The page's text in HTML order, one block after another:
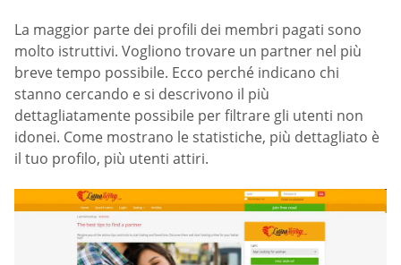
La maggior parte dei profili dei membri pagati sono
molto istruttivi. Vogliono trovare un partner nel più
breve tempo possibile. Ecco perché indicano chi
stanno cercando e si descrivono il più
dettagliatamente possibile per filtrare gli utenti non
idonei. Come mostrano le statistiche, più dettagliato è
il tuo profilo, più utenti attiri.